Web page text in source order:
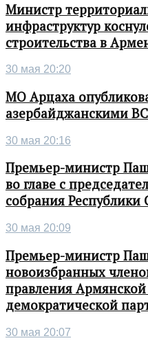
Министр
инфраструктур
строительства в
30 мая 20:20
МО Арцаха
азербайджанскими
30 мая 20:16
Премьер-министр
во главе с
собрания Республики
30 мая 20:09
Премьер-министр
новоизбранных
правления
демократической
30 мая 20:07